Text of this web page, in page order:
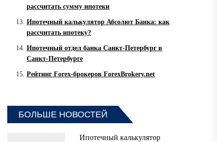
рассчитать сумму ипотеки
Ипотечный калькулятор Абсолют Банка: как
рассчитать ипотеку?
Ипотечный отдел банка Санкт-Петербург в
Санкт-Петербурге
Рейтинг Forex-брокеров ForexBrokery.net
БОЛЬШЕ НОВОСТЕЙ
Ипотечный калькулятор